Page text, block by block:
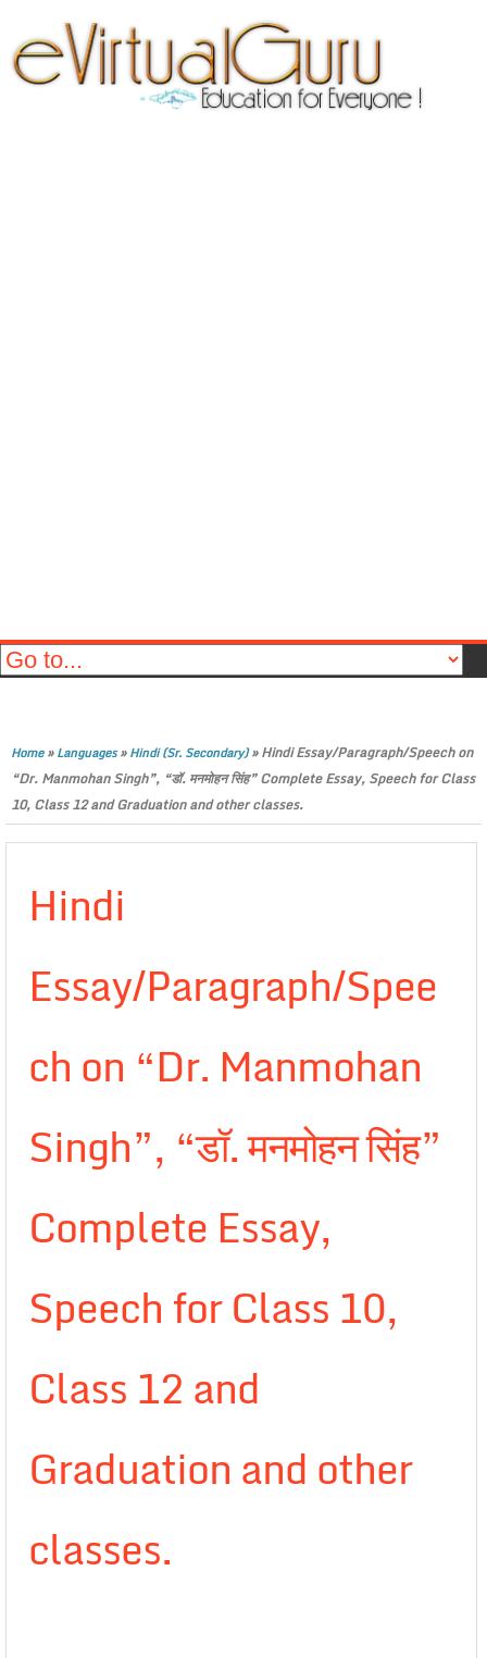
Home»Languages»Hindi (Sr. Secondary)»Hindi Essay/Paragraph/Speech on
“Dr. Manmohan Singh”, “डॉ. मनमोहन सिंह” Complete Essay, Speech for Class
10, Class 12 and Graduation and other classes.
Hindi
Essay/Paragraph/Spee
ch on “Dr. Manmohan
Singh”, “डॉ. मनमोहन सिंह”
Complete Essay,
Speech for Class 10,
Class 12 and
Graduation and other
classes.